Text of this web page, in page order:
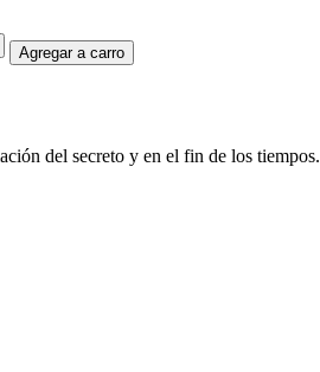
del secreto y en el fin de los tiempos.